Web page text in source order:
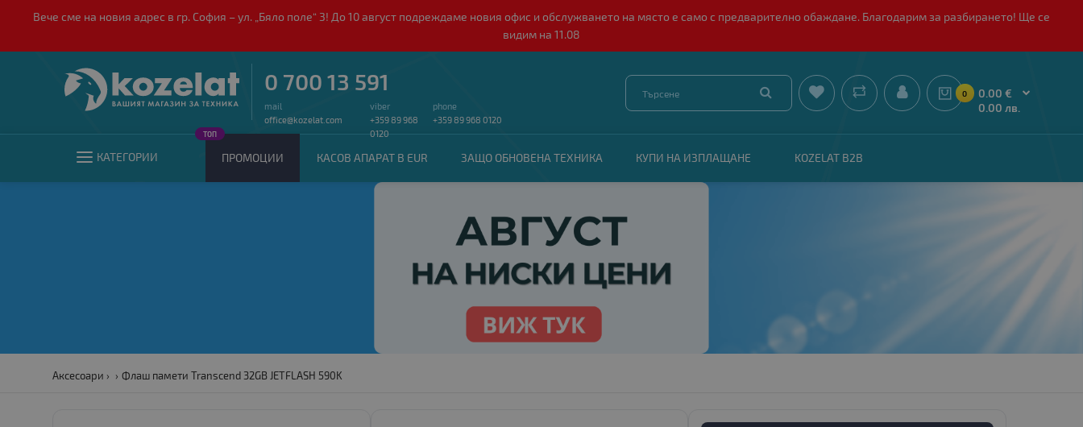
Вече сме на новия адрес в гр. София – ул. „Бяло поле“ 3! До 10 август подреждаме новия офис и обслужването на място е само с предварително обаждане. Благодарим за разбирането! Ще се
видим на 11.08
0 700 13 591
mail
office@kozelat.com
viber
+359 89 968
0120
phone
+359 89 968 0120
 0

0.00 €
0.00 лв.
КАТЕГОРИИ ПРОМОЦИИ
ТОП
КАСОВ АПАРАТ В EUR ЗАЩО ОБНОВЕНА ТЕХНИКА КУПИ НА ИЗПЛАЩАНЕ KOZELAT B2B
Аксесоари Флаш памети Transcend 32GB JETFLASH 590K